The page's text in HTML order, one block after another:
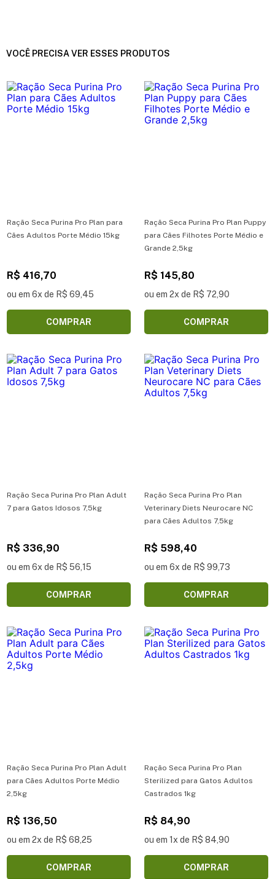
VOCÊ PRECISA VER ESSES PRODUTOS
Ração Seca Purina Pro Plan para
Cães Adultos Porte Médio 15kg
R$ 416,70
ou em 6x de R$ 69,45
COMPRAR
Ração Seca Purina Pro Plan Puppy
para Cães Filhotes Porte Médio e
Grande 2,5kg
R$ 145,80
ou em 2x de R$ 72,90
COMPRAR
Ração Seca Purina Pro Plan Adult
7 para Gatos Idosos 7,5kg
R$ 336,90
ou em 6x de R$ 56,15
COMPRAR
Ração Seca Purina Pro Plan
Veterinary Diets Neurocare NC
para Cães Adultos 7,5kg
R$ 598,40
ou em 6x de R$ 99,73
COMPRAR
Ração Seca Purina Pro Plan Adult
para Cães Adultos Porte Médio
2,5kg
R$ 136,50
ou em 2x de R$ 68,25
COMPRAR
Ração Seca Purina Pro Plan
Sterilized para Gatos Adultos
Castrados 1kg
R$ 84,90
ou em 1x de R$ 84,90
COMPRAR